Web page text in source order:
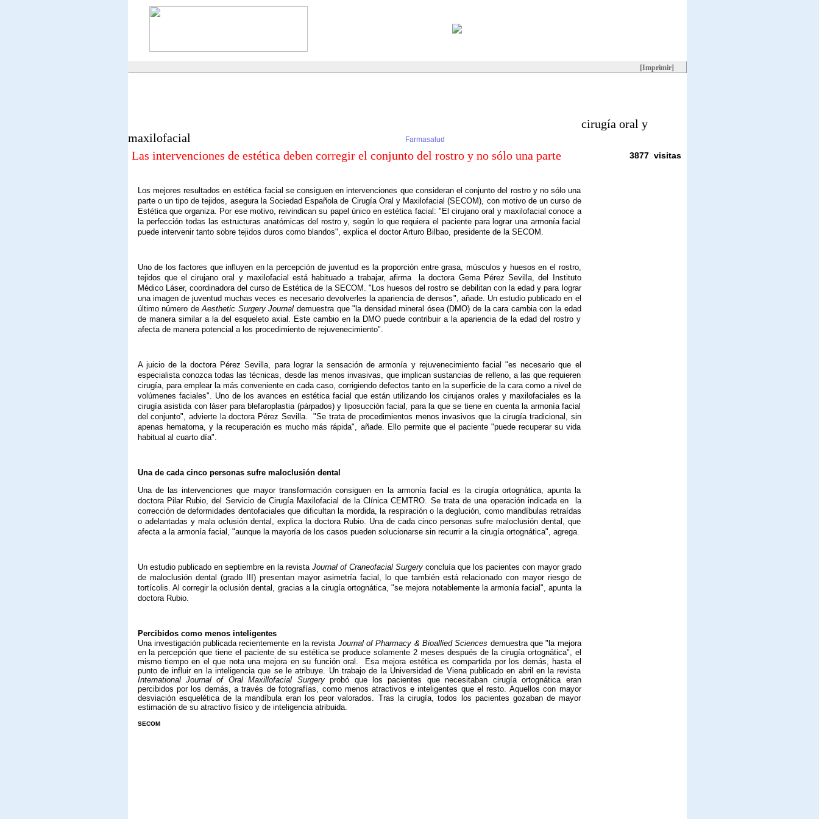
[Imprimir]
cirugía oral y
maxilofacial
Farmasalud
Las intervenciones de estética deben corregir el conjunto del rostro y no sólo una parte 3877 visitas
Los mejores resultados en estética facial se consiguen en intervenciones que consideran el conjunto del rostro y no sólo una
parte o un tipo de tejidos, asegura la Sociedad Española de Cirugía Oral y Maxilofacial (SECOM), con motivo de un curso de
Estética que organiza. Por ese motivo, reivindican su papel único en estética facial: "El cirujano oral y maxilofacial conoce a
la perfección todas las estructuras anatómicas del rostro y, según lo que requiera el paciente para lograr una armonía facial
puede intervenir tanto sobre tejidos duros como blandos", explica el doctor Arturo Bilbao, presidente de la SECOM.
Uno de los factores que influyen en la percepción de juventud es la proporción entre grasa, músculos y huesos en el rostro,
tejidos que el cirujano oral y maxilofacial está habituado a trabajar, afirma
la doctora Gema Pérez Sevilla, del Instituto
Médico Láser, coordinadora del curso de Estética de la SECOM. "Los huesos del rostro se debilitan con la edad y para lograr
una imagen de juventud muchas veces es necesario devolverles la apariencia de densos", añade. Un estudio publicado en el
último número deAesthetic Surgery Journal demuestra que "la densidad mineral ósea (DMO) de la cara cambia con la edad
de manera similar a la del esqueleto axial. Este cambio en la DMO puede contribuir a la apariencia de la edad del rostro y
afecta de manera potencial a los procedimiento de rejuvenecimiento".
A juicio de la doctora Pérez Sevilla, para lograr la sensación de armonía y rejuvenecimiento facial "es necesario que el
especialista conozca todas las técnicas, desde las menos invasivas, que implican sustancias de relleno, a las que requieren
cirugía, para emplear la más conveniente en cada caso, corrigiendo defectos tanto en la superficie de la cara como a nivel de
volúmenes faciales". Uno de los avances en estética facial que están utilizando los cirujanos orales y maxilofaciales es la
cirugía asistida con láser para blefaroplastia (párpados) y liposucción facial, para la que se tiene en cuenta la armonía facial
del conjunto", advierte la doctora Pérez Sevilla.
"Se trata de procedimientos menos invasivos que la cirugía tradicional, sin
apenas hematoma, y la recuperación es mucho más rápida", añade. Ello permite que el paciente "puede recuperar su vida
habitual al cuarto día".
Una de cada cinco personas sufre maloclusión dental
Una de las intervenciones que mayor transformación consiguen en la armonía facial es la cirugía ortognática, apunta la
doctora Pilar Rubio, del Servicio de Cirugía Maxilofacial de la Clínica CEMTRO. Se trata de una operación indicada en
la
corrección de deformidades dentofaciales que dificultan la mordida, la respiración o la deglución, como mandíbulas retraídas
o adelantadas y mala oclusión dental, explica la doctora Rubio. Una de cada cinco personas sufre maloclusión dental, que
afecta a la armonía facial, "aunque la mayoría de los casos pueden solucionarse sin recurrir a la cirugía ortognática", agrega.
Un estudio publicado en septiembre en la revista Journal of Craneofacial Surgery concluía que los pacientes con mayor grado
de maloclusión dental (grado III) presentan mayor asimetría facial, lo que también está relacionado con mayor riesgo de
tortícolis. Al corregir la oclusión dental, gracias a la cirugía ortognática, "se mejora notablemente la armonía facial", apunta la
doctora Rubio.
Percibidos como menos inteligentes
Una investigación publicada recientemente en la revista Journal of Pharmacy & Bioallied Sciences demuestra que "la mejora
en la percepción que tiene el paciente de su estética se produce solamente 2 meses después de la cirugía ortognática", el
mismo tiempo en el que nota una mejora en su función oral.
Esa mejora estética es compartida por los demás, hasta el
punto de influir en la inteligencia que se le atribuye. Un trabajo de la Universidad de Viena publicado en abril en la revista
International Journal of Oral Maxillofacial Surgeryprobó que los pacientes que necesitaban cirugía ortognática eran
percibidos por los demás, a través de fotografías, como menos atractivos e inteligentes que el resto. Aquellos con mayor
desviación esquelética de la mandíbula eran los peor valorados. Tras la cirugía, todos los pacientes gozaban de mayor
estimación de su atractivo físico y de inteligencia atribuida.
SECOM